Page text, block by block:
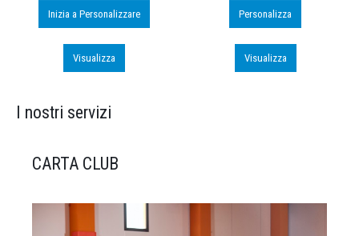
Inizia a Personalizzare
Visualizza
Personalizza
Visualizza
I nostri servizi
CARTA CLUB